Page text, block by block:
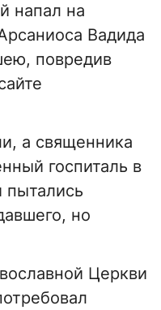
напал на
Вадида
повредив
а священника
госпиталь в
пытались
но
Церкви